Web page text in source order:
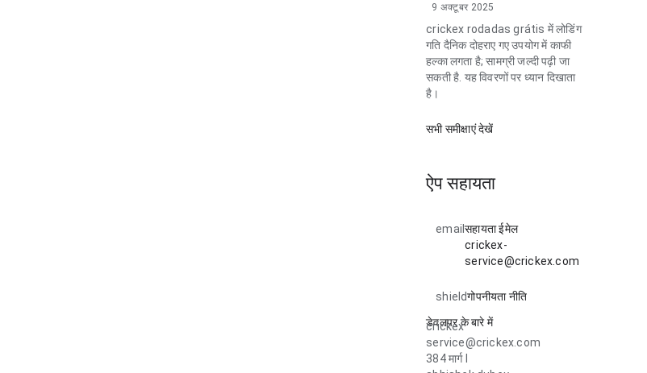
9 अक्टूबर 2025
crickex rodadas grátis में लोडिंग
गति दैनिक दोहराए गए उपयोग में काफी
हल्का लगता है; सामग्री जल्दी पढ़ी जा
सकती है. यह विवरणों पर ध्यान दिखाता
है।
सभी समीक्षाएं देखें
ऐप सहायता
emailसहायता ईमेल
crickex-
service@crickex.com
shieldगोपनीयता नीति
डेवलपर के बारे में
crickex
service@crickex.com
384 मार्ग l